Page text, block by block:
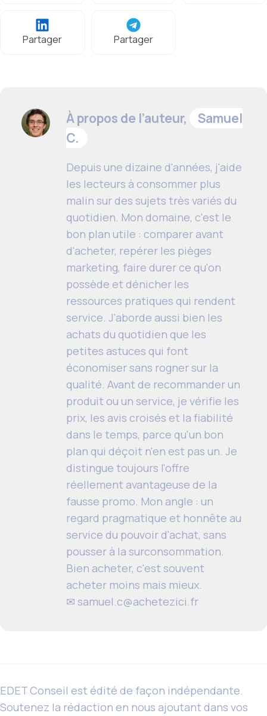
Partager Partager
À propos de l’auteur,
Samuel
C.
Depuis une dizaine d'années, j'aide
les lecteurs à consommer plus
malin sur des sujets très variés du
quotidien. Mon domaine, c'est le
bon plan utile : comparer avant
d'acheter, repérer les pièges
marketing, faire durer ce qu'on
possède et dénicher les
ressources pratiques qui rendent
service. J'aborde aussi bien les
achats du quotidien que les
petites astuces qui font
économiser sans rogner sur la
qualité. Avant de recommander un
produit ou un service, je vérifie les
prix, les avis croisés et la fiabilité
dans le temps, parce qu'un bon
plan qui déçoit n'en est pas un. Je
distingue toujours l'offre
réellement avantageuse de la
fausse promo. Mon angle : un
regard pragmatique et honnête au
service du pouvoir d'achat, sans
pousser à la surconsommation.
Bien acheter, c'est souvent
acheter moins mais mieux.
✉ samuel.c@achetezici.fr
EDET Conseil est édité de façon indépendante.
Soutenez la rédaction en nous ajoutant dans vos